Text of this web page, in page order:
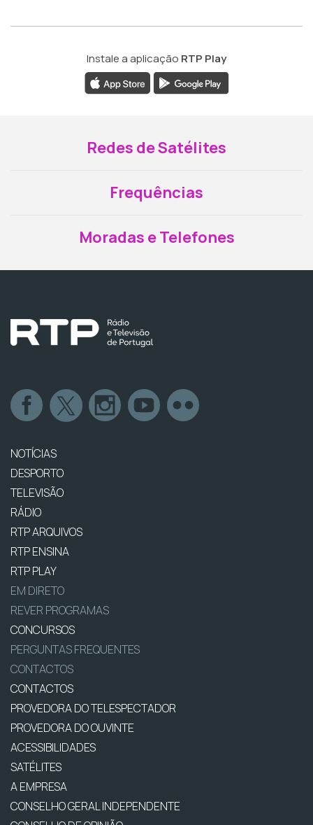
Instale a aplicação RTP Play
Redes de Satélites
Frequências
Moradas e Telefones
NOTÍCIAS
DESPORTO
TELEVISÃO
RÁDIO
RTP ARQUIVOS
RTP ENSINA
RTP PLAY
EM DIRETO
REVER PROGRAMAS
CONCURSOS
PERGUNTAS FREQUENTES
CONTACTOS
CONTACTOS
PROVEDORA DO TELESPECTADOR
PROVEDORA DO OUVINTE
ACESSIBILIDADES
SATÉLITES
A EMPRESA
CONSELHO GERAL INDEPENDENTE